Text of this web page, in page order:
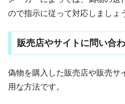
ので指示に従って対応しましょ
販売店やサイトに問い合
偽物を購入した販売店や販売サ
用な方法です。